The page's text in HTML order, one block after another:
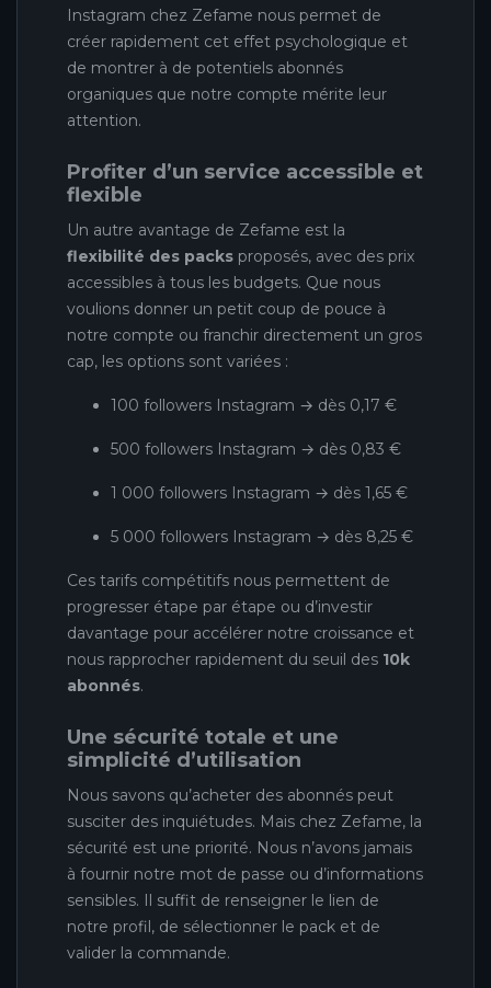
Instagram chez Zefame nous permet de
créer rapidement cet effet psychologique et
de montrer à de potentiels abonnés
organiques que notre compte mérite leur
attention.
Profiter d’un service accessible et
flexible
Un autre avantage de Zefame est la
flexibilité des packs proposés, avec des prix
accessibles à tous les budgets. Que nous
voulions donner un petit coup de pouce à
notre compte ou franchir directement un gros
cap, les options sont variées :
100 followers Instagram → dès 0,17 €
500 followers Instagram → dès 0,83 €
1 000 followers Instagram → dès 1,65 €
5 000 followers Instagram → dès 8,25 €
Ces tarifs compétitifs nous permettent de
progresser étape par étape ou d’investir
davantage pour accélérer notre croissance et
nous rapprocher rapidement du seuil des 10k
abonnés.
Une sécurité totale et une
simplicité d’utilisation
Nous savons qu’acheter des abonnés peut
susciter des inquiétudes. Mais chez Zefame, la
sécurité est une priorité. Nous n’avons jamais
à fournir notre mot de passe ou d’informations
sensibles. Il suffit de renseigner le lien de
notre profil, de sélectionner le pack et de
valider la commande.